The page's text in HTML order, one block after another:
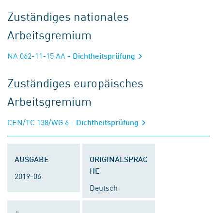
Zuständiges nationales
Arbeitsgremium
NA 062-11-15 AA - Dichtheitsprüfung
Zuständiges europäisches
Arbeitsgremium
CEN/TC 138/WG 6 - Dichtheitsprüfung
AUSGABE
2019-06
ORIGINALSPRAC
HE
Deutsch